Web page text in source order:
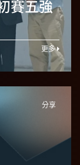
賽五強
更多
分享